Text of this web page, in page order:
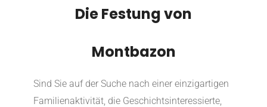
Die Festung von
Montbazon
Sind Sie auf der Suche nach einer einzigartigen
Familienaktivität, die Geschichtsinteressierte,